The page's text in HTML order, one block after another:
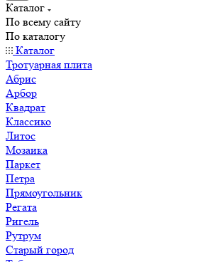
Каталог
По всему сайту
По каталогу
Каталог
Тротуарная плита
Абрис
Арбор
Квадрат
Классико
Литос
Мозаика
Паркет
Петра
Прямоугольник
Регата
Ригель
Рутрум
Старый город